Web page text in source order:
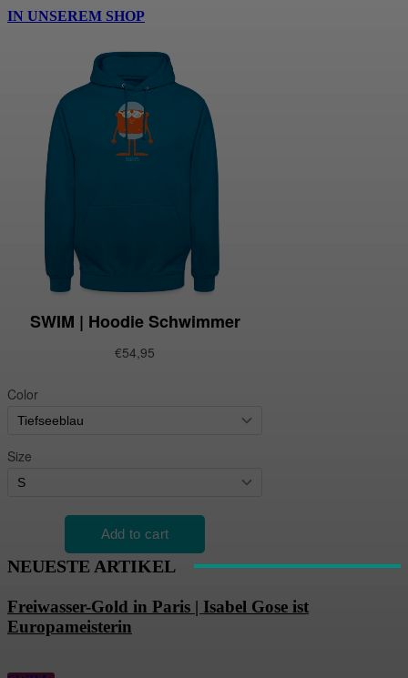
IN UNSEREM SHOP
NEUESTE ARTIKEL
Freiwasser-Gold in Paris | Isabel Gose ist
Europameisterin